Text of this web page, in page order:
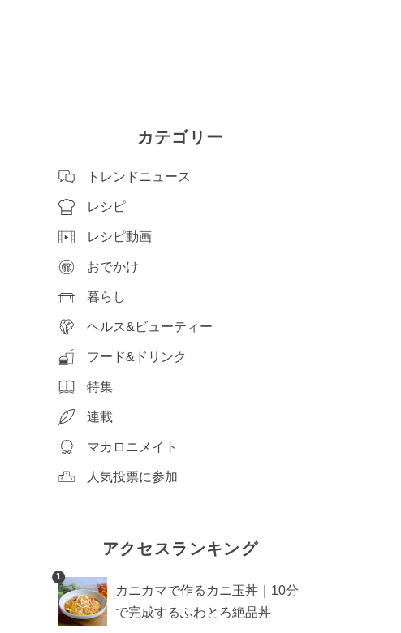
カテゴリー
トレンドニュース
レシピ
レシピ動画
おでかけ
暮らし
ヘルス&ビューティー
フード&ドリンク
特集
連載
マカロニメイト
人気投票に参加
アクセスランキング
1
カニカマで作るカニ玉丼｜10分
で完成するふわとろ絶品丼